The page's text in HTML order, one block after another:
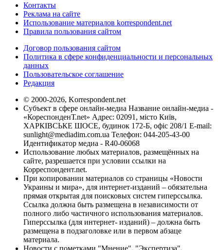
Контакты
Реклама на сайте
Использование материалов korrespondent.net
Правила пользования сайтом
Договор пользования сайтом
Политика в сфере конфиденциальности и персональных
данных
Пользовательское соглашение
Редакция
© 2000-2026, Korrespondent.net
Субъект в сфере онлайн-медиа Название онлайн-медиа -
«КореспонденТ.net» Адрес: 02091, місто Київ,
ХАРКІВСЬКЕ ШОСЕ, будинок 172-Б, офіс 208/1 E-mail:
sunlight@mediadim.com.ua Телефон: 044-205-43-00
Идентификатор медиа - R40-06068
Использование любых материалов, размещённых на
сайте, разрешается при условии ссылки на
Корреспондент.net.
При копировании материалов со страницы «Новости
Украины и мира», для интернет-изданий – обязательна
прямая открытая для поисковых систем гиперссылка.
Ссылка должна быть размещена в независимости от
полного либо частичного использования материалов.
Гиперссылка (для интернет- изданий) – должна быть
размещена в подзаголовке или в первом абзаце
материала.
Новости с пометками "Мнение", "Экспертиза",